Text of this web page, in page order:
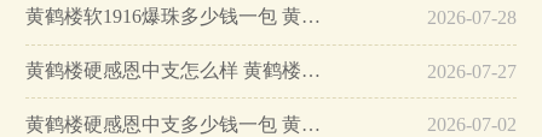
黄鹤楼软1916爆珠多少钱一包 黄鹤楼软1916爆珠什么味… 2026-07-28
黄鹤楼硬感恩中支怎么样 黄鹤楼硬感恩中支批价2025… 2026-07-27
黄鹤楼硬感恩中支多少钱一包 黄鹤楼硬感恩中支怎么样… 2026-07-02